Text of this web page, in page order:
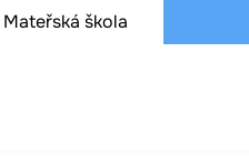
Mateřská škola